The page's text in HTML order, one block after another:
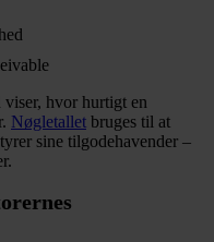
viser, hvor hurtigt en
Nøgletallet bruges til at
sine tilgodehavender –